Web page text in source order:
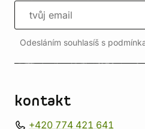
Odesláním souhlasíš s
kontakt
+420 774 421 641